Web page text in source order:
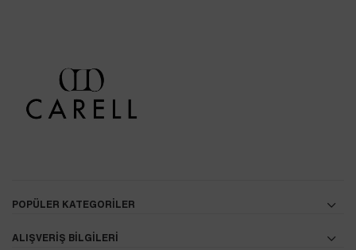
POPÜLER KATEGORİLER
ALIŞVERİŞ BİLGİLERİ